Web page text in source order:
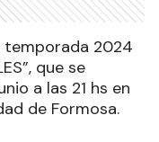
temporada 2024
que se
a las 21 hs en
de Formosa.